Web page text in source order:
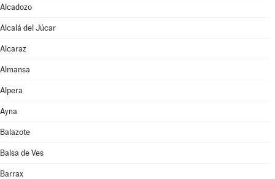
Alcadozo
Alcalá del Júcar
Alcaraz
Almansa
Alpera
Ayna
Balazote
Balsa de Ves
Barrax